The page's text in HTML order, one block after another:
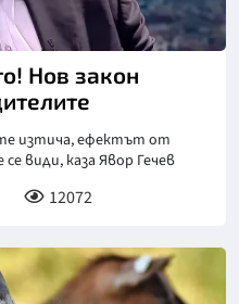
Нов закон
изтича, ефектът от
види, каза Явор Гечев
12072